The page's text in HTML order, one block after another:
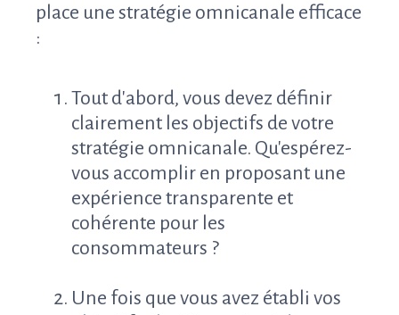
place une stratégie omnicanale efficace
:
Tout d'abord, vous devez définir
clairement les objectifs de votre
stratégie omnicanale. Qu'espérez-
vous accomplir en proposant une
expérience transparente et
cohérente pour les
consommateurs ?
Une fois que vous avez établi vos